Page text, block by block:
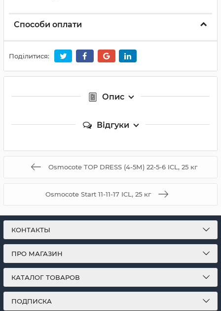
Способи оплати
Поділитися:
Опис
Відгуки
Osmocote TOP DRESS (4-5М) 22-5-6 ICL, 25 кг
Osmocote Start 11-11-17 ICL, 25 кг
КОНТАКТЫ
ПРО МАГАЗИН
КАТАЛОГ ТОВАРОВ
ПОДПИСКА